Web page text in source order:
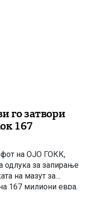
го затвори
167
на ОЈО ГОКК,
одлука за запирање
на мазут за
167 милиони евра.
во корист на,